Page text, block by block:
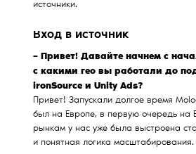
источники.
Вход в источник
– Привет! Давайте начнем с
с какими гео вы работали до
ironSource и Unity Ads?
Привет! Запускали долгое время
был на Европе, в первую очередь на
рынкам у нас уже была выстроена
и понятная логика масштабирования.